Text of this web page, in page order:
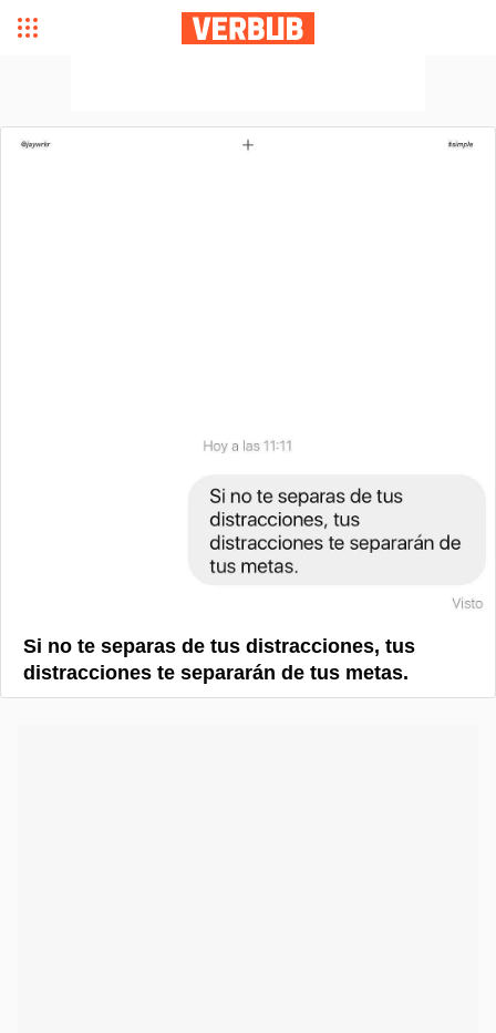
Si no te separas de tus distracciones, tus
distracciones te separarán de tus metas.